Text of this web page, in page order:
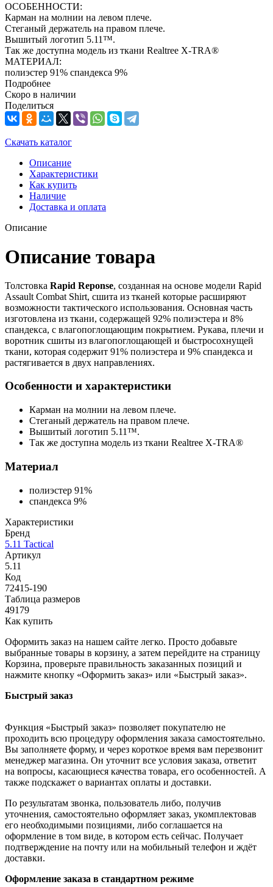
ОСОБЕННОСТИ:
Карман на молнии на левом плече.
Стеганый держатель на правом плече.
Вышитый логотип 5.11™.
Так же доступна модель из ткани Realtree X-TRA®
МАТЕРИАЛ:
полиэстер 91% спандекса 9%
Подробнее
Скоро в наличии
Поделиться
Скачать каталог
Описание
Характеристики
Как купить
Наличие
Доставка и оплата
Описание
Описание товара
Толстовка Rapid Reponse, созданная на основе модели Rapid
Assault Combat Shirt, сшита из тканей которые расширяют
возможности тактического использования. Основная часть
изготовлена из ткани, содержащей 92% полиэстера и 8%
спандекса, с влагопоглощающим покрытием. Рукава, плечи и
воротник сшиты из влагопоглощающей и быстросохнущей
ткани, которая содержит 91% полиэстера и 9% спандекса и
растягивается в двух направлениях.
Особенности и характеристики
Карман на молнии на левом плече.
Стеганый держатель на правом плече.
Вышитый логотип 5.11™.
Так же доступна модель из ткани Realtree X-TRA®
Материал
полиэстер 91%
спандекса 9%
Характеристики
Бренд
5.11 Tactical
Артикул
5.11
Код
72415-190
Таблица размеров
49179
Как купить
Оформить заказ на нашем сайте легко. Просто добавьте
выбранные товары в корзину, а затем перейдите на страницу
Корзина, проверьте правильность заказанных позиций и
нажмите кнопку «Оформить заказ» или «Быстрый заказ».
Быстрый заказ
Функция «Быстрый заказ» позволяет покупателю не
проходить всю процедуру оформления заказа самостоятельно.
Вы заполняете форму, и через короткое время вам перезвонит
менеджер магазина. Он уточнит все условия заказа, ответит
на вопросы, касающиеся качества товара, его особенностей. А
также подскажет о вариантах оплаты и доставки.
По результатам звонка, пользователь либо, получив
уточнения, самостоятельно оформляет заказ, укомплектовав
его необходимыми позициями, либо соглашается на
оформление в том виде, в котором есть сейчас. Получает
подтверждение на почту или на мобильный телефон и ждёт
доставки.
Оформление заказа в стандартном режиме